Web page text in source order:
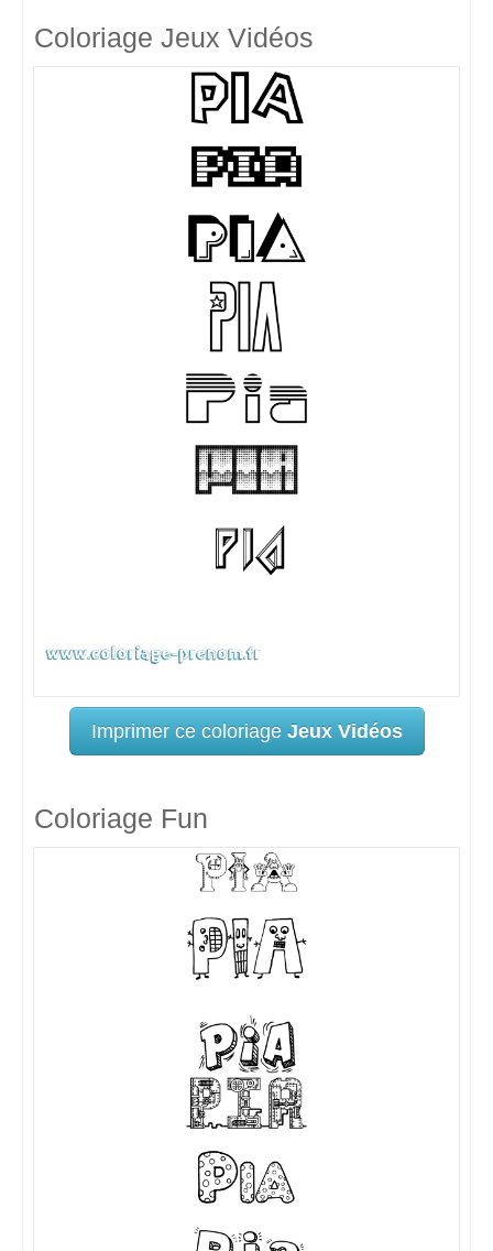
Coloriage Jeux Vidéos
Imprimer ce coloriage Jeux Vidéos
Coloriage Fun